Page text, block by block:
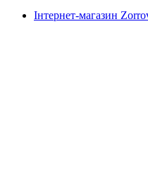
Інтернет-магазин